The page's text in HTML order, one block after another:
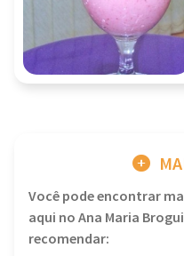
Você pode encontrar
aqui no Ana Maria
recomendar: